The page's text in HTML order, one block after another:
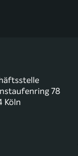
78
Köln